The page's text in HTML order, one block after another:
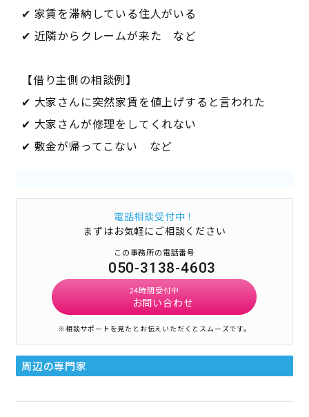
✔ 家賃を滞納している住人がいる
✔ 近隣からクレームが来た など
【借り主側の相談例】
✔ 大家さんに突然家賃を値上げすると言われた
✔ 大家さんが修理をしてくれない
✔ 敷金が帰ってこない など
電話相談受付中！
まずはお気軽にご相談ください
この事務所の電話番号
050-3138-4603
24時間受付中
お問い合わせ
※相談サポートを見たとお伝えいただくとスムーズです。
周辺の専門家